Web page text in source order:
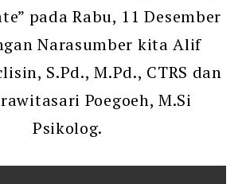
pada Rabu, 11 Desember
Narasumber kita Alif
S.Pd., M.Pd., CTRS dan
Poegoeh, M.Si
Psikolog.